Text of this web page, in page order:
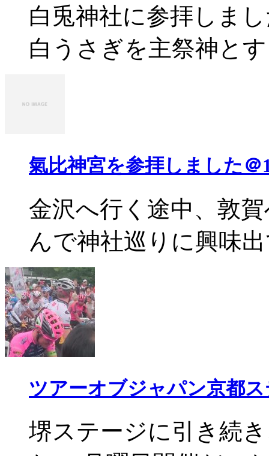
白兎神社に参拝しま
白うさぎを主祭神と
氣比神宮を参拝しました＠
金沢へ行く途中、敦
んで神社巡りに興味
ツアーオブジャパン京都
堺ステージに引き続